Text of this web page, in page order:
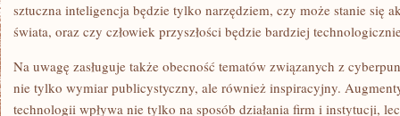
sztuczna inteligencja będzie tylko narzędziem, czy może stanie się
świata, oraz czy człowiek przyszłości będzie bardziej
Na uwagę zasługuje także obecność tematów związanych z
nie tylko wymiar publicystyczny, ale również inspiracyjny.
technologii wpływa nie tylko na sposób działania firm i instytucji,